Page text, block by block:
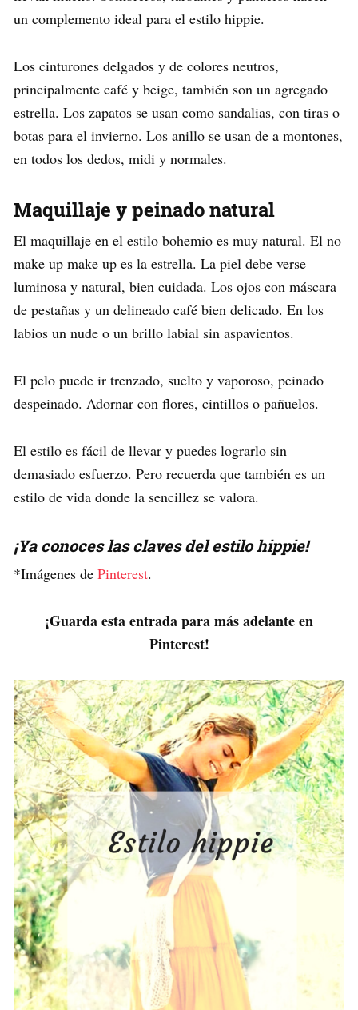
un complemento ideal para el estilo hippie.
Los cinturones delgados y de colores neutros,
principalmente café y beige, también son un agregado
estrella. Los zapatos se usan como sandalias, con tiras o
botas para el invierno. Los anillo se usan de a montones,
en todos los dedos, midi y normales.
Maquillaje y peinado natural
El maquillaje en el estilo bohemio es muy natural. El no
make up make up es la estrella. La piel debe verse
luminosa y natural, bien cuidada. Los ojos con máscara
de pestañas y un delineado café bien delicado. En los
labios un nude o un brillo labial sin aspavientos.
El pelo puede ir trenzado, suelto y vaporoso, peinado
despeinado. Adornar con flores, cintillos o pañuelos.
El estilo es fácil de llevar y puedes lograrlo sin
demasiado esfuerzo. Pero recuerda que también es un
estilo de vida donde la sencillez se valora.
¡Ya conoces las claves del estilo hippie!
*Imágenes de Pinterest.
¡Guarda esta entrada para más adelante en
Pinterest!